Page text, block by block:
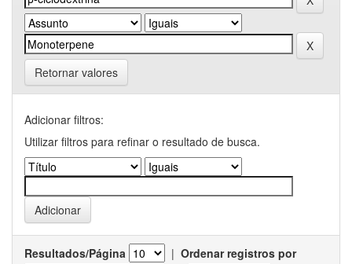
Retornar valores
Adicionar filtros:
Utilizar filtros para refinar o resultado de busca.
Resultados/Página | Ordenar registros por